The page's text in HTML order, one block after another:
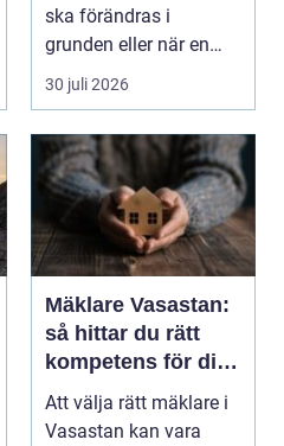
ska förändras i
grunden eller när en
detalj äntligen sk...
30 juli 2026
Mäklare Vasastan:
så hittar du rätt
kompetens för din
bostadsaffär
Att välja rätt mäklare i
Vasastan kan vara